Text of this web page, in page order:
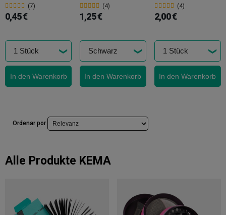
(7)
0,45 €
In den Warenkorb
(4)
1,25 €
In den Warenkorb
(4)
2,00 €
In den Warenkorb
Ordenar por
Alle Produkte KEMA